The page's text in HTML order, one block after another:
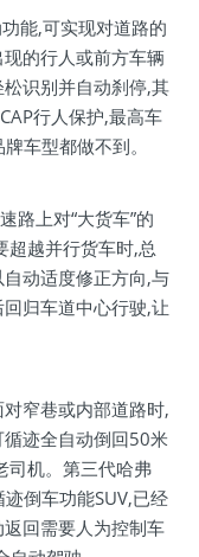
能,可实现对道路的
的行人或前方车辆
识别并自动刹停,其
行人保护,最高车
车型都做不到。
路上对“大货车”的
超越并行货车时,总
动适度修正方向,与
归车道中心行驶,让
窄巷或内部道路时,
迹全自动倒回50米
司机。第三代哈弗
倒车功能SUV,已经
回需要人为控制车